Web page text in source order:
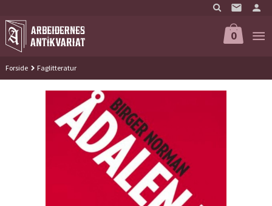
til
innholdet
0
Forside Faglitteratur